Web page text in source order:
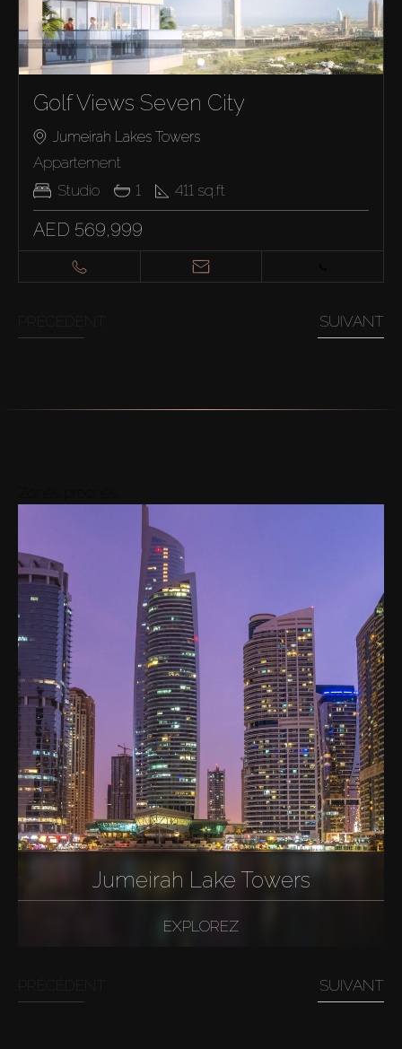
Golf Views Seven City
Jumeirah Lakes Towers
Appartement
Studio
1 411 sq.ft
AED 569,999
SUIVANT
Jumeirah Lake Towers
EXPLOREZ
SUIVANT